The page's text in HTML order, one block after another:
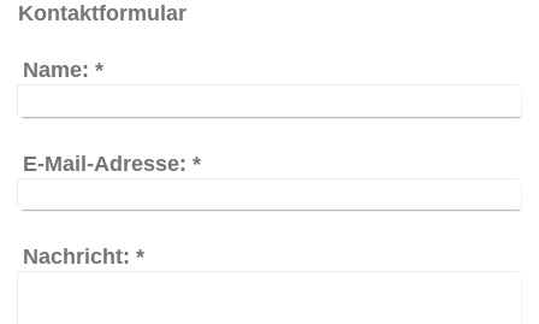
Kontaktformular
Name: *
E-Mail-Adresse: *
Nachricht: *